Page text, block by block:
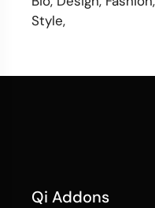
Style
Qi Addons